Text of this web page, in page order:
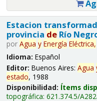
Estacion
provincia deRío
por Agua y Energía Eléctrica,
Idioma: Español
Editor: Buenos Aires: Agua
estado, 1988
Disponibilidad: Ítems
topográfica: 621.374.5/